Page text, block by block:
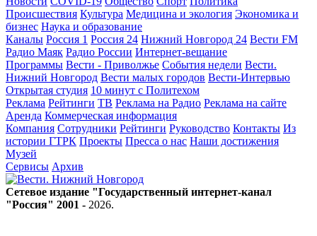
Происшествия Культура Медицина и экология Экономика и
бизнес Наука и образование
Каналы Россия 1 Россия 24 Нижний Новгород 24 Вести FM
Радио Маяк Радио России Интернет-вещание
Программы Вести - Приволжье События недели Вести.
Нижний Новгород Вести малых городов Вести-Интервью
Открытая студия 10 минут с Политехом
Реклама Рейтинги ТВ Реклама на Радио Реклама на сайте
Аренда Коммерческая информация
Компания Сотрудники Рейтинги Руководство Контакты Из
истории ГТРК Проекты Пресса о нас Наши достижения
Музей
Сервисы Архив
Сетевое издание "Государственный интернет-канал
"Россия" 2001 - 2026.